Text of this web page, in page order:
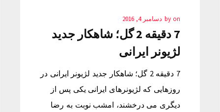
by on دسامبر 4, 2016
7 دقیقه 2 گل؛ شاهکار جدید
لژیونر ایرانی
7 دقیقه 2 گل؛ شاهکار جدید لژیونر ایرانی در
روزهایی که لژیونرهای ایرانی یکی پس از
دیگری می درخشند، امشب نوبت به رضا